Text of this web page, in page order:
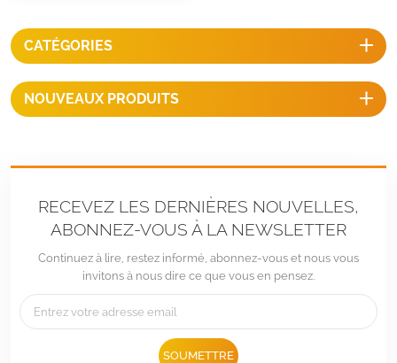
des prix compétitifs.
CATÉGORIES
NOUVEAUX PRODUITS
RECEVEZ LES DERNIÈRES NOUVELLES,
ABONNEZ-VOUS À LA NEWSLETTER
Continuez à lire, restez informé, abonnez-vous et nous vous
invitons à nous dire ce que vous en pensez.
SOUMETTRE